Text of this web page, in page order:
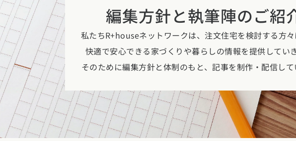
性能
デザイン
家づくりの流れ
選べる仕様
コストパフォーマンス
アフターサポート
北海道・東北エリア
北海道青森県
関東エリア
東京都 神奈川県埼玉県千葉県茨城県栃木県群馬県
甲信越・北陸エリア
新潟県富山県石川県福井県山梨県長野県
施工事例
施工事例一覧
平屋
2階建て
狭小住宅
【特集】平屋の注文住宅
動画で学ぶ注文住宅
動画で学ぶ注文住宅
家づくりコラム
近くの工務
家づ
編集方針と執筆陣のご紹
私たちR+houseネットワークは、注文住宅を検討する方々
快適で安心できる家づくりや暮らしの情報を提供していき
そのために編集方針と体制のもと、記事を制作・配信して